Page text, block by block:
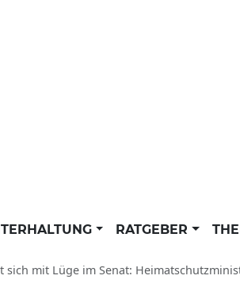
RATGEBER
sich mit Lüge im Senat: